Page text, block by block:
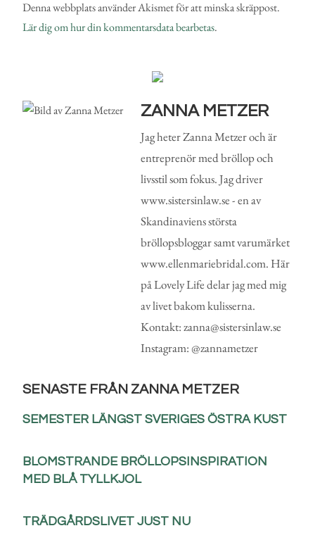
Denna webbplats använder Akismet för att minska skräppost.
Lär dig om hur din kommentarsdata bearbetas.
ZANNA METZER
Jag heter Zanna Metzer och är
entreprenör med bröllop och
livsstil som fokus. Jag driver
www.sistersinlaw.se - en av
Skandinaviens största
bröllopsbloggar samt varumärket
www.ellenmariebridal.com. Här
på Lovely Life delar jag med mig
av livet bakom kulisserna.
Kontakt: zanna@sistersinlaw.se
Instagram: @zannametzer
SENASTE FRÅN ZANNA METZER
SEMESTER LÄNGST SVERIGES ÖSTRA KUST
BLOMSTRANDE BRÖLLOPSINSPIRATION
MED BLÅ TYLLKJOL
TRÄDGÅRDSLIVET JUST NU